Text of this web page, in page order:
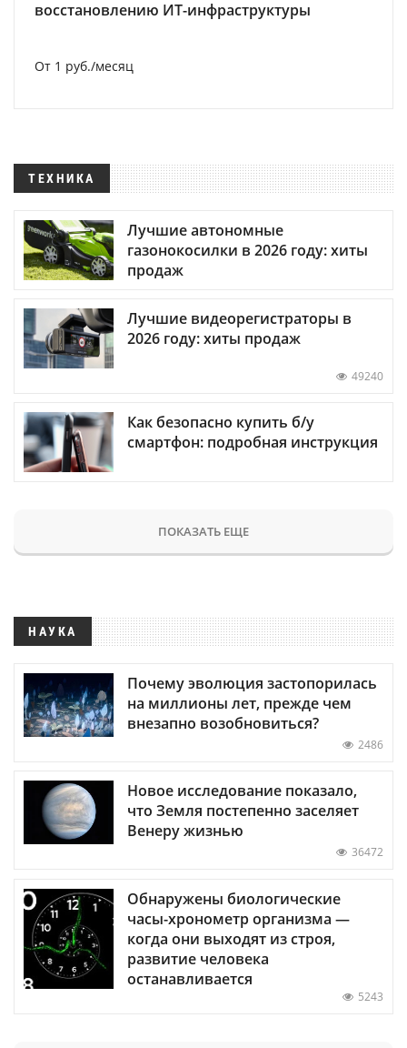
восстановлению ИТ-инфраструктуры
От 1 руб./месяц
ТЕХНИКА
Лучшие автономные
газонокосилки в 2026 году: хиты
продаж
Лучшие видеорегистраторы в
2026 году: хиты продаж
49240
Как безопасно купить б/у
смартфон: подробная инструкция
ПОКАЗАТЬ ЕЩЕ
НАУКА
Почему эволюция застопорилась
на миллионы лет, прежде чем
внезапно возобновиться?
2486
Новое исследование показало,
что Земля постепенно заселяет
Венеру жизнью
36472
Обнаружены биологические
часы-хронометр организма —
когда они выходят из строя,
развитие человека
останавливается
5243